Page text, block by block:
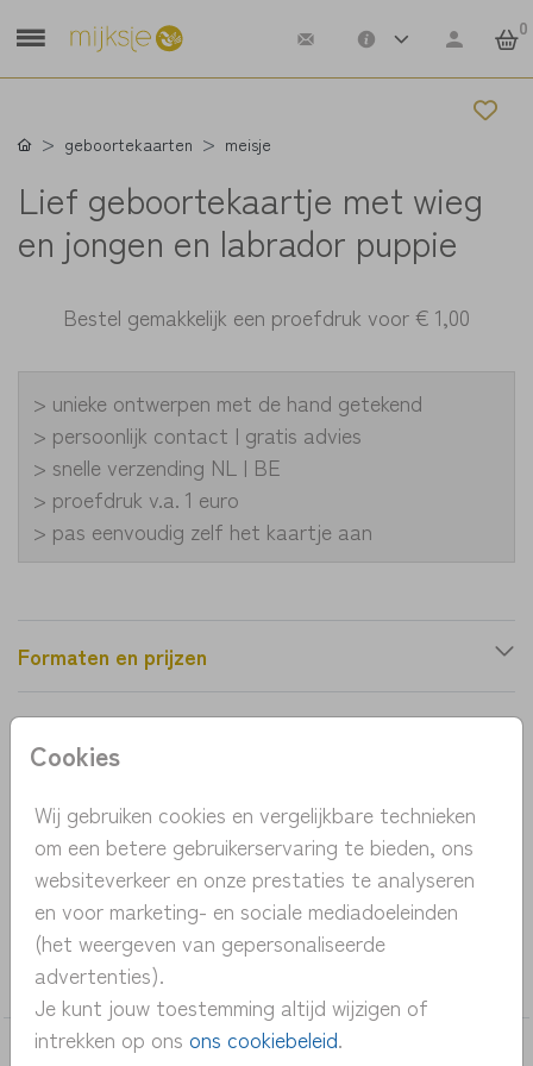
0
Cookies
Wij gebruiken cookies en vergelijkbare technieken
om een betere gebruikerservaring te bieden, ons
websiteverkeer en onze prestaties te analyseren
en voor marketing- en sociale mediadoeleinden
(het weergeven van gepersonaliseerde
advertenties).
Je kunt jouw toestemming altijd wijzigen of
intrekken op ons ons cookiebeleid.
geboortekaarten meisje
Lief geboortekaartje met wieg
en jongen en labrador puppie
Bestel gemakkelijk een proefdruk voor€ 1,00
> unieke ontwerpen met de hand getekend
> persoonlijk contact | gratis advies
> snelle verzending NL | BE
> proefdruk v.a. 1 euro
> pas eenvoudig zelf het kaartje aan
Formaten en prijzen
Productinformatie
OMSCHRIJVING
Lief geboortekaartje met wieg en jongen en
labrador puppie
COLLECTIE
meisje